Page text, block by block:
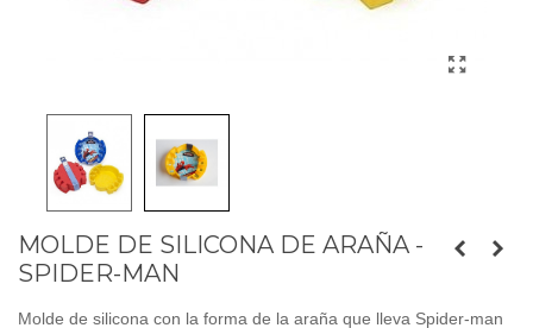
MOLDE DE SILICONA DE ARAÑA -
SPIDER-MAN
Molde de silicona con la forma de la araña que lleva Spider-man